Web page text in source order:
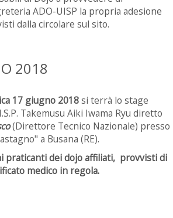
ADO-UISP la propria adesione
dalla circolare sul sito.
2018
17 giugno 2018si terrà lo stage
Takemusu Aiki Iwama Ryu diretto
(Direttore Tecnico Nazionale) presso
a Busana (RE).
praticanti dei dojo affiliati, provvisti di
medico in regola.